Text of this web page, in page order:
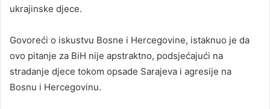
ukrajinske djece.
Govoreći o iskustvu Bosne i Hercegovine, istaknuo je da
ovo pitanje za BiH nije apstraktno, podsjećajući na
stradanje djece tokom opsade Sarajeva i agresije na
Bosnu i Hercegovinu.